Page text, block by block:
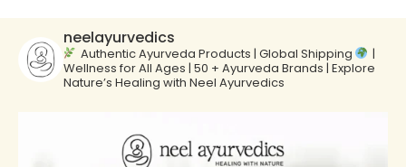
neelayurvedics
Authentic Ayurveda Products | Global Shipping
|
Wellness for All Ages | 50 + Ayurveda Brands | Explore
Nature’s Healing with Neel Ayurvedics